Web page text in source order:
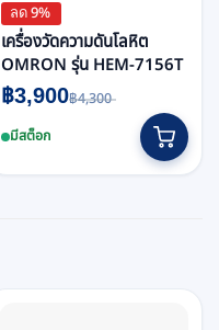
ลด 9%
เครื่องวัดความดันโลหิต
OMRON รุ่น HEM-7156T
฿4,300
Original
price
was:
฿4,300.
฿3,900
Current
price
฿3,900.
มีสต็อก